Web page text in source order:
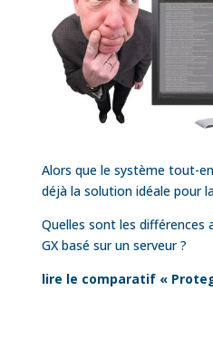
Alors que le système tout-
déjà la solution idéale pour
Quelles sont les différences
GX basé sur un serveur ?
lire le comparatif «